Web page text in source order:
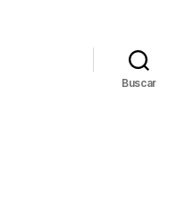
Buscar